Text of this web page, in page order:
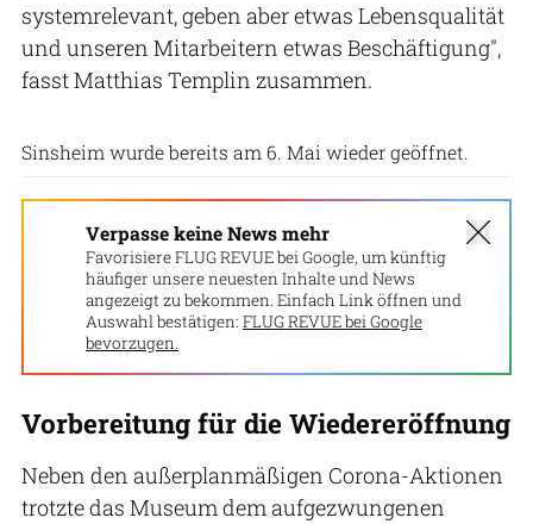
systemrelevant, geben aber etwas Lebensqualität
und unseren Mitarbeitern etwas Beschäftigung",
fasst Matthias Templin zusammen.
Sinsheim wurde bereits am 6. Mai wieder geöffnet.
Verpasse keine News mehr
Favorisiere FLUG REVUE bei Google, um künftig
häufiger unsere neuesten Inhalte und News
angezeigt zu bekommen. Einfach Link öffnen und
Auswahl bestätigen: FLUG REVUE bei Google
bevorzugen.
Vorbereitung für die Wiedereröffnung
Neben den außerplanmäßigen Corona-Aktionen
trotzte das Museum dem aufgezwungenen